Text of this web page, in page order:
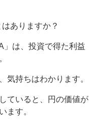
ありますか？
」は、投資で得た利益
気持ちはわかります。
ていると、円の価値が
ます。